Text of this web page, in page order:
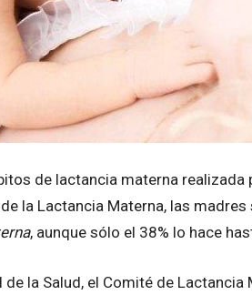
de lactancia materna realizada
la Lactancia Materna, las
, aunque sólo el 38% lo hace
la Salud, el Comité de Lactancia